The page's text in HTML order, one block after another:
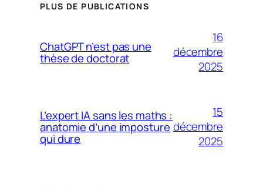
PLUS DE PUBLICATIONS
ChatGPT n’est pas une
thèse de doctorat
16
décembre
2025
L’expert IA sans les maths :
anatomie d’une imposture
qui dure
15
décembre
2025